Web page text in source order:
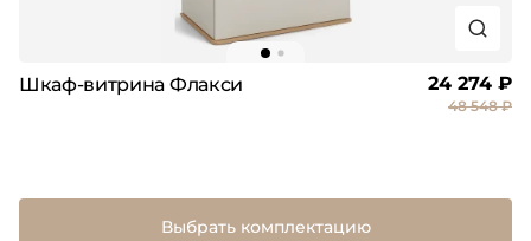
Шкаф-витрина Флакси 24 274 ₽
48 548 ₽
Выбрать комплектацию